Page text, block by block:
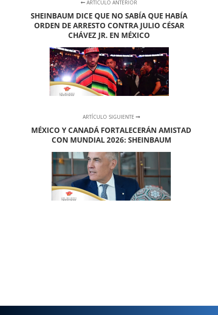
ARTÍCULO ANTERIOR
SHEINBAUM DICE QUE NO SABÍA QUE HABÍA
ORDEN DE ARRESTO CONTRA JULIO CÉSAR
CHÁVEZ JR. EN MÉXICO
ARTÍCULO SIGUIENTE
MÉXICO Y CANADÁ FORTALECERÁN AMISTAD
CON MUNDIAL 2026: SHEINBAUM